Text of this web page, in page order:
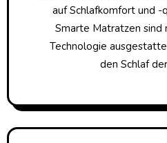
auf Schlafkomfort und
Smarte Matratzen
Technologie
den Schlaf